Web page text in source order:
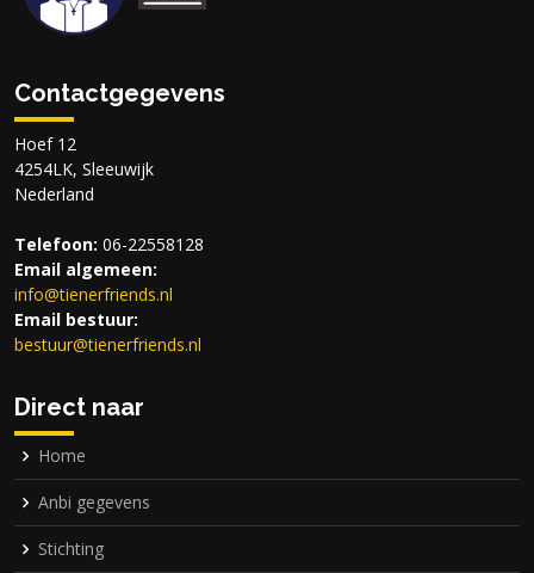
Contactgegevens
Hoef 12
4254LK, Sleeuwijk
Nederland
Telefoon: 06-22558128
Email algemeen:
info@tienerfriends.nl
Email bestuur:
bestuur@tienerfriends.nl
Direct naar
Home
Anbi gegevens
Stichting